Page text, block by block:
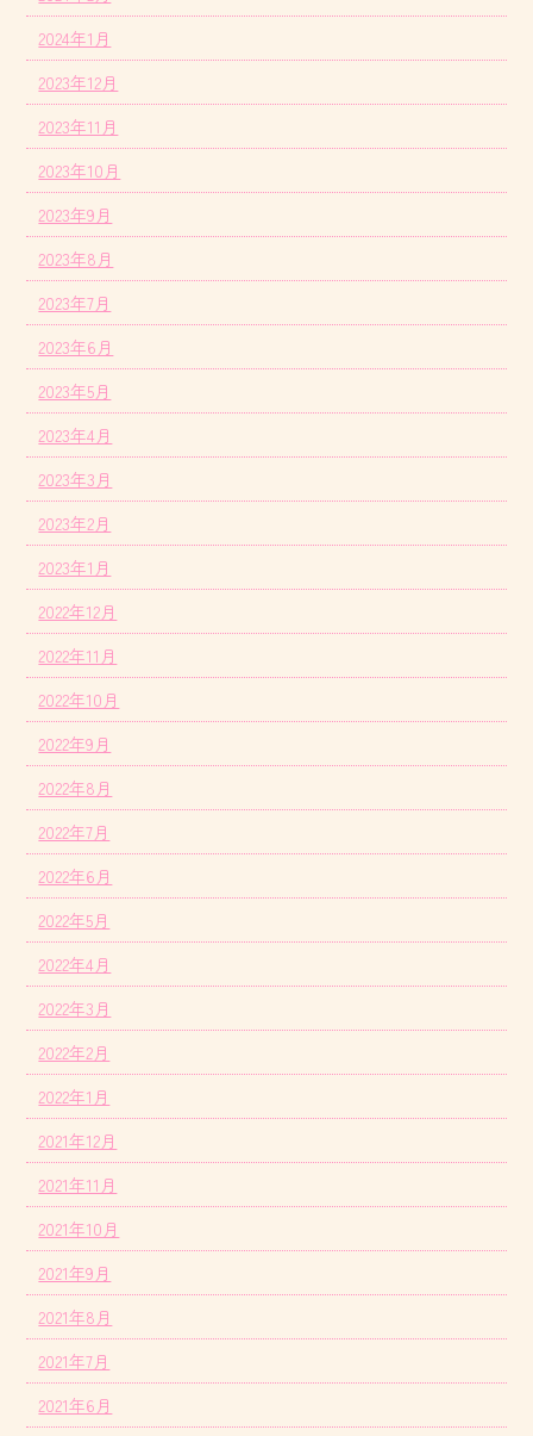
2024年1月
2023年12月
2023年11月
2023年10月
2023年9月
2023年8月
2023年7月
2023年6月
2023年5月
2023年4月
2023年3月
2023年2月
2023年1月
2022年12月
2022年11月
2022年10月
2022年9月
2022年8月
2022年7月
2022年6月
2022年5月
2022年4月
2022年3月
2022年2月
2022年1月
2021年12月
2021年11月
2021年10月
2021年9月
2021年8月
2021年7月
2021年6月